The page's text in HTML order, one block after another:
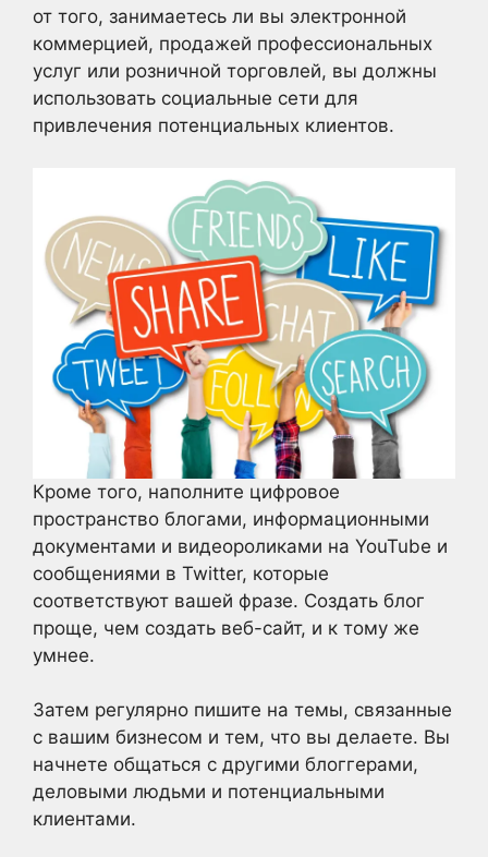
от того, занимаетесь ли вы электронной
коммерцией, продажей профессиональных
услуг или розничной торговлей, вы должны
использовать социальные сети для
привлечения потенциальных клиентов.
Кроме того, наполните цифровое
пространство блогами, информационными
документами и видеороликами на YouTube и
сообщениями в Twitter, которые
соответствуют вашей фразе. Создать блог
проще, чем создать веб-сайт, и к тому же
умнее.
Затем регулярно пишите на темы, связанные
с вашим бизнесом и тем, что вы делаете. Вы
начнете общаться с другими блоггерами,
деловыми людьми и потенциальными
клиентами.